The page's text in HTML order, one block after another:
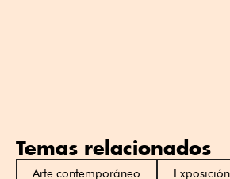
Temas relacionados
Arte contemporáneo
Exposición